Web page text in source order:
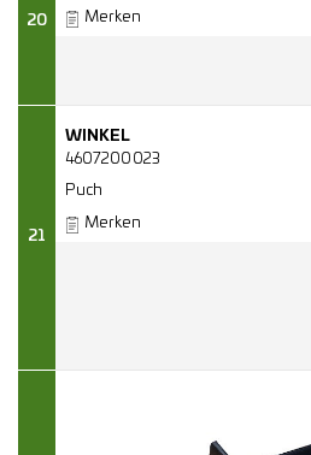
20 Merken
21
WINKEL
4607200023
Puch
Merken